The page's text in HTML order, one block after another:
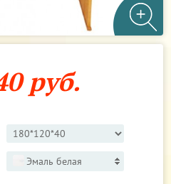
руб.
Эмаль белая